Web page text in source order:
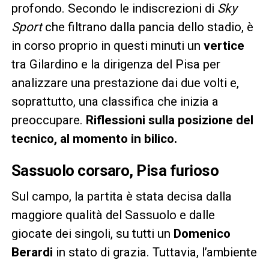
profondo. Secondo le indiscrezioni di Sky
Sportche filtrano dalla pancia dello stadio, è
in corso proprio in questi minuti un vertice
tra Gilardino e la dirigenza del Pisa per
analizzare una prestazione dai due volti e,
soprattutto, una classifica che inizia a
preoccupare. Riflessioni sulla posizione del
tecnico, al momento in bilico.
Sassuolo corsaro, Pisa furioso
Sul campo, la partita è stata decisa dalla
maggiore qualità del Sassuolo e dalle
giocate dei singoli, su tutti un Domenico
Berardi in stato di grazia. Tuttavia, l’ambiente